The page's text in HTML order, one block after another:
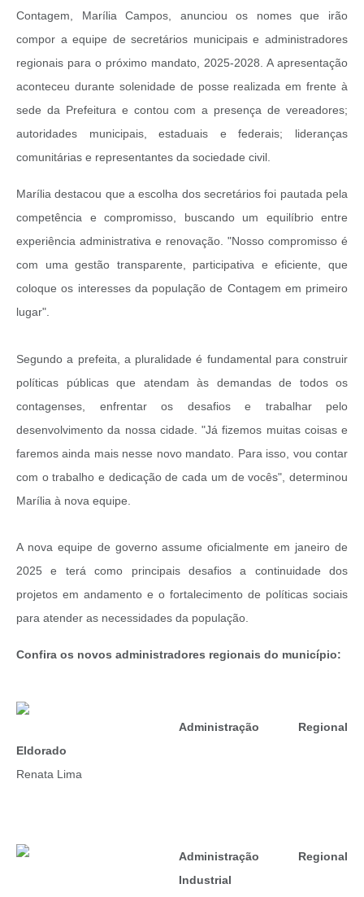
Contagem, Marília Campos, anunciou os nomes que irão
compor a equipe de secretários municipais e administradores
regionais para o próximo mandato, 2025-2028. A apresentação
aconteceu durante solenidade de posse realizada em frente à
sede da Prefeitura e contou com a presença de vereadores;
autoridades municipais, estaduais e federais; lideranças
comunitárias e representantes da sociedade civil.
Marília destacou que a escolha dos secretários foi pautada pela
competência e compromisso, buscando um equilíbrio entre
experiência administrativa e renovação. "Nosso compromisso é
com uma gestão transparente, participativa e eficiente, que
coloque os interesses da população de Contagem em primeiro
lugar".
Segundo a prefeita, a pluralidade é fundamental para construir
políticas públicas que atendam às demandas de todos os
contagenses, enfrentar os desafios e trabalhar pelo
desenvolvimento da nossa cidade. "Já fizemos muitas coisas e
faremos ainda mais nesse novo mandato. Para isso, vou contar
com o trabalho e dedicação de cada um de vocês", determinou
Marília à nova equipe.
A nova equipe de governo assume oficialmente em janeiro de
2025 e terá como principais desafios a continuidade dos
projetos em andamento e o fortalecimento de políticas sociais
para atender as necessidades da população.
Confira os novos administradores regionais do município:
Administração Regional
Eldorado
Renata Lima
Administração Regional
Industrial